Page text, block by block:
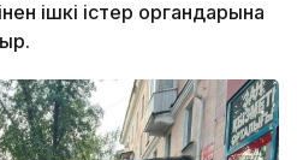
ішкі істер органдарына